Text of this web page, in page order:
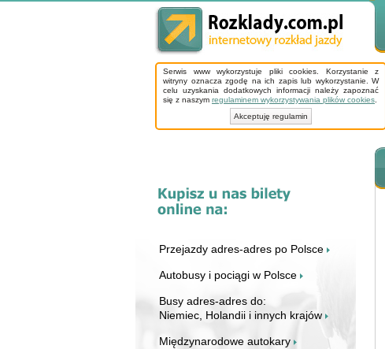
Serwis www wykorzystuje pliki cookies. Korzystanie z
witryny oznacza zgodę na ich zapis lub wykorzystanie. W
celu uzyskania dodatkowych informacji należy zapoznać
się z naszym regulaminem wykorzystywania plików cookies
Akceptuję regulamin
Przejazdy adres-adres po Polsce
Autobusy i pociągi w Polsce
Busy adres-adres do:
Niemiec, Holandii i innych krajów
Międzynarodowe autokary